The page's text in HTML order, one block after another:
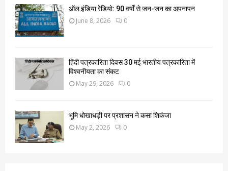
ऑल इंडिया रेडियो: 90 वर्षों से जन-जन का अपनापन
June 8, 2026 0
हिंदी पत्रकारिता दिवस 30 मई भारतीय पत्रकारिता में
विश्वनीयता का संकट
May 29, 2026 0
भूमि धोखाधड़ी पर प्रशासन ने कसा शिकंजा
May 2, 2026 0